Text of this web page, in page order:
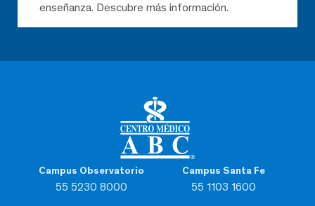
Campus Observatorio
55 5230 8000
Campus Santa Fe
55 1103 1600
enseñanza. Descubre más información.